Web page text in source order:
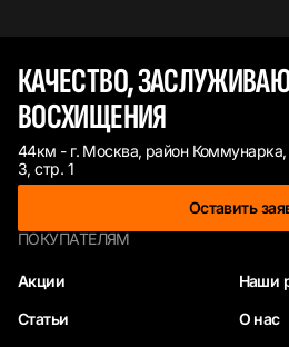
КАЧЕСТВО,
ВОСХИЩЕНИЯ
44км - г. Москва, район
3, стр. 1
Оставить
ПОКУПАТЕЛЯМ
Акции
Наши
Статьи
О нас